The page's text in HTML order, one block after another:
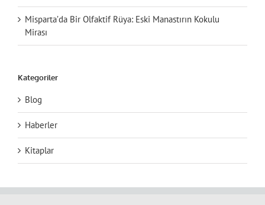
Misparta’da Bir Olfaktif Rüya: Eski Manastırın Kokulu
Mirası
Kategoriler
Blog
Haberler
Kitaplar